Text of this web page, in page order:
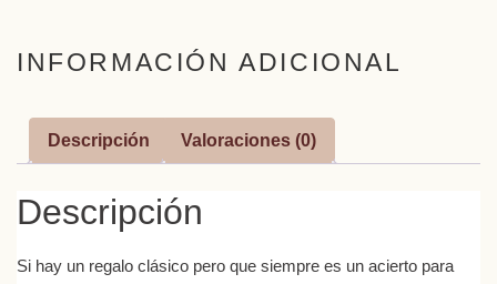
INFORMACIÓN ADICIONAL
Descripción Valoraciones (0)
Descripción
Si hay un regalo clásico pero que siempre es un acierto para